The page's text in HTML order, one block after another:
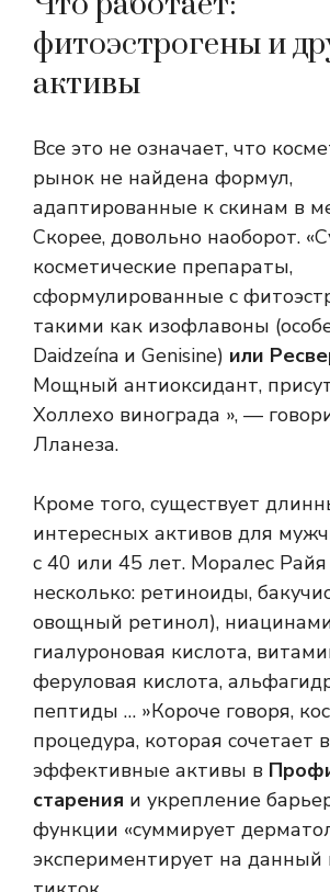
фитоэстрогены и
активы
Все это не означает, что
рынок не найдена формул,
адаптированные к скинам в
Скорее, довольно наоборот.
косметические препараты,
сформулированные с
такими как изофлавоны
Daidzeína и Genisine) или
Мощный антиоксидант,
Холлехо винограда », —
Лланеза.
Кроме того, существует
интересных активов для
с 40 или 45 лет. Моралес
несколько: ретиноиды,
овощный ретинол),
гиалуроновая кислота,
феруловая кислота,
пептиды … »Короче говоря,
процедура, которая сочетает
эффективные активы в
старения и укрепление
функции «суммирует
экспериментирует на данный